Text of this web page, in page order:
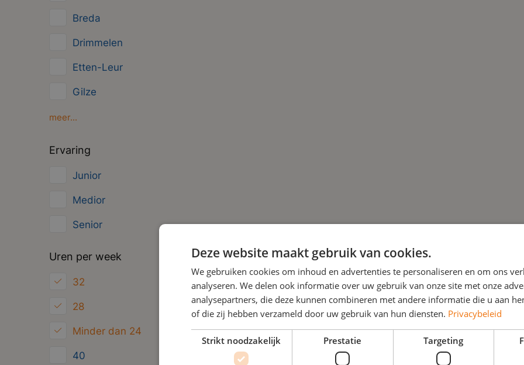
Breda
Drimmelen
Etten-Leur
Gilze
Moerdijk
meer...
Ervaring
Junior
Medior
Senior
Uren per week
32
28
Minder dan 24
40
Deze website maakt gebruik van cookies.
We gebruiken cookies om inhoud en advertenties te personaliseren en om ons
analyseren. We delen ook informatie over uw gebruik van onze site met onze
analysepartners, die deze kunnen combineren met andere informatie die u aan
of die zij hebben verzameld door uw gebruik van hun diensten. Privacybeleid
Strikt noodzakelijk Prestatie Targeting